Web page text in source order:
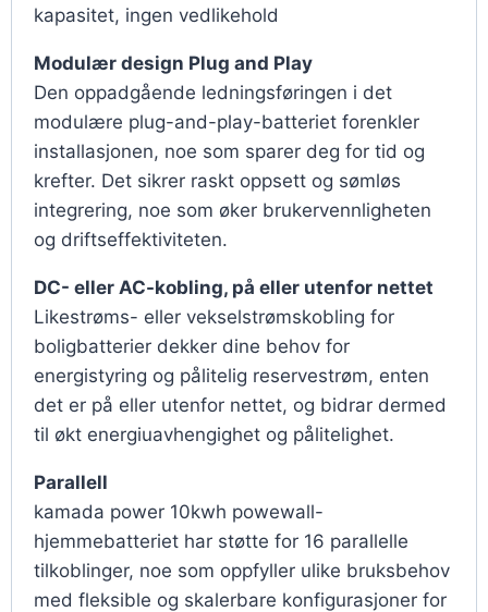
kapasitet, ingen vedlikehold
Modulær design Plug and Play
Den oppadgående ledningsføringen i det
modulære plug-and-play-batteriet forenkler
installasjonen, noe som sparer deg for tid og
krefter. Det sikrer raskt oppsett og sømløs
integrering, noe som øker brukervennligheten
og driftseffektiviteten.
DC- eller AC-kobling, på eller utenfor nettet
Likestrøms- eller vekselstrømskobling for
boligbatterier dekker dine behov for
energistyring og pålitelig reservestrøm, enten
det er på eller utenfor nettet, og bidrar dermed
til økt energiuavhengighet og pålitelighet.
Parallell
kamada power 10kwh powewall-
hjemmebatteriet har støtte for 16 parallelle
tilkoblinger, noe som oppfyller ulike bruksbehov
med fleksible og skalerbare konfigurasjoner for